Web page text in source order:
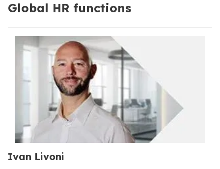
Global HR functions
Ivan Livoni